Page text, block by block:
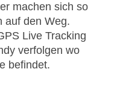
machen sich so
auf den Weg.
Live Tracking
verfolgen wo
befindet.